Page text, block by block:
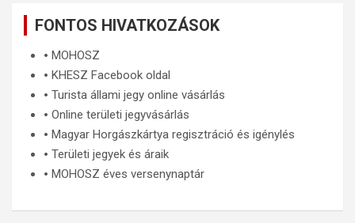
FONTOS HIVATKOZÁSOK
🞄 MOHOSZ
🞄 KHESZ Facebook oldal
🞄 Turista állami jegy online vásárlás
🞄 Online területi jegyvásárlás
🞄 Magyar Horgászkártya regisztráció és igénylés
🞄 Területi jegyek és áraik
🞄 MOHOSZ éves versenynaptár